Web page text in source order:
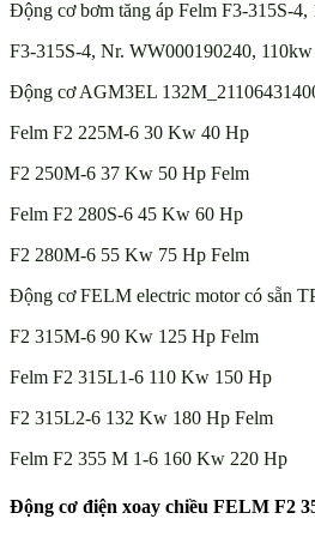
Động cơ bơm tăng áp Felm F3-
F3-315S-4, Nr. WW000190240,
Động cơ AGM3EL
Felm F2 225M-6 30 Kw 40 Hp
F2 250M-6 37 Kw 50 Hp Felm
Felm F2 280S-6 45 Kw 60 Hp
F2 280M-6 55 Kw 75 Hp Felm
Động cơ FELM electric motor có sẵn
F2 315M-6 90 Kw 125 Hp Felm
Felm F2 315L1-6 110 Kw 150 Hp
F2 315L2-6 132 Kw 180 Hp Felm
Felm F2 355 M 1-6 160 Kw 220 Hp
Động cơ điện xoay chiều FELM F2